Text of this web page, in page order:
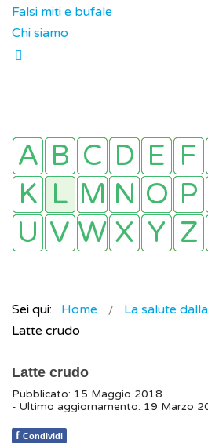
Falsi miti e bufale
Chi siamo
Sei qui: Home La salute
Latte crudo
Latte crudo
Pubblicato: 15 Maggio 2018
- Ultimo aggiornamento: 19 Marzo
f Condividi